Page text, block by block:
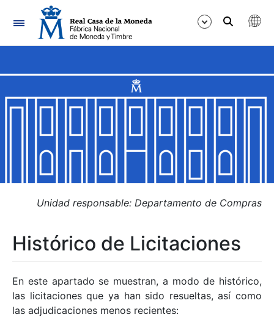
Navegación
Mostrar/Ocultar
Mostrar/Ocultar
Mostrar/Ocultar
Mostrar/Ocultar
Mostrar/Ocultar
Unidad responsable: Departamento de Compras
Histórico de Licitaciones
En este apartado se muestran, a modo de histórico,
las licitaciones que ya han sido resueltas, así como
las adjudicaciones menos recientes: